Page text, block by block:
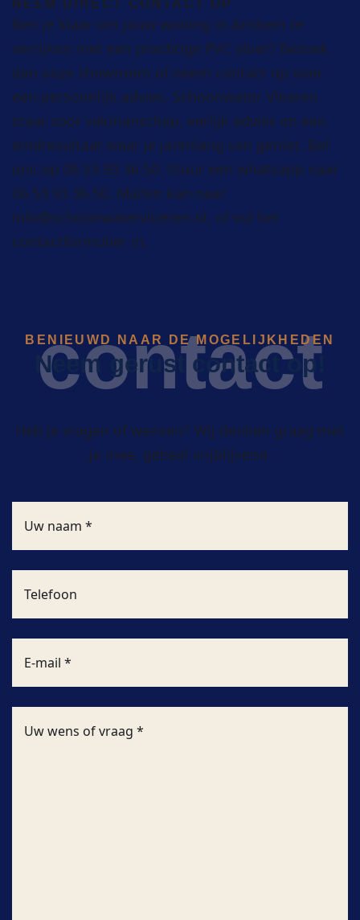
NEEM DIRECT CONTACT OP
Ben je klaar om jouw woning in Arnhem te
verrijken met een prachtige PVC vloer? Bezoek
dan onze showroom of neem contact op voor
een persoonlijk advies. Schoonwater Vloeren
staat voor vakmanschap, eerlijk advies en een
eindresultaat waar je jarenlang van geniet. Bel
ons op 06 53 93 36 50. Stuur een whatsapp naar
06 53 93 36 50. Mailen kan naar
info@schoonwatervloeren.nl, of vul het
contactformulier in.
contact
BENIEUWD NAAR DE MOGELIJKHEDEN
Neem gerust contact op!
Heb je vragen of wensen? Wij denken graag met
je mee, geheel vrijblijvend.